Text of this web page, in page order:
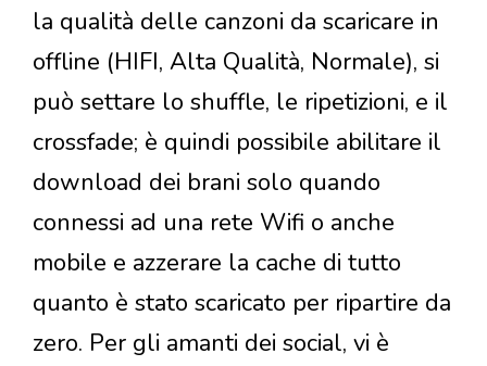
la qualità delle canzoni da scaricare in
offline (HIFI, Alta Qualità, Normale), si
può settare lo shuffle, le ripetizioni, e il
crossfade; è quindi possibile abilitare il
download dei brani solo quando
connessi ad una rete Wifi o anche
mobile e azzerare la cache di tutto
quanto è stato scaricato per ripartire da
zero. Per gli amanti dei social, vi è